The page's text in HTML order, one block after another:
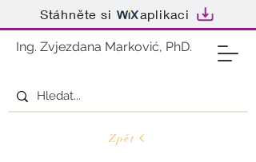
Stáhněte si aplikaci
Ing. Zvjezdana Marković, PhD.
Zpět